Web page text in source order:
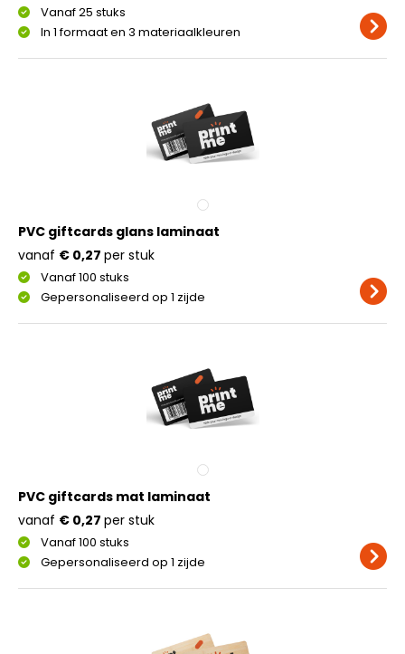
Vanaf 25 stuks
In 1 formaat en 3 materiaalkleuren
PVC giftcards glans laminaat
Vanaf 100 stuks
Gepersonaliseerd op 1 zijde
vanaf € 0,27 per stuk
PVC giftcards mat laminaat
Vanaf 100 stuks
Gepersonaliseerd op 1 zijde
vanaf € 0,27 per stuk